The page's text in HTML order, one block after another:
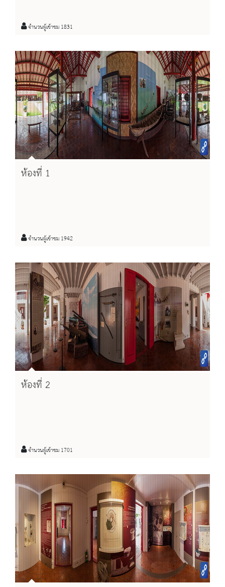
จำนวนผู้เข้าชม 1831
ห้องที่ 1
จำนวนผู้เข้าชม 1942
ห้องที่ 2
จำนวนผู้เข้าชม 1701